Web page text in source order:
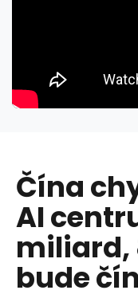
Čína
AI
miliard,
bude